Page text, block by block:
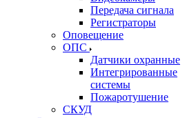
Передача сигнала
Регистраторы
Оповещение
ОПС
Датчики охранные
Интегрированные
системы
Пожаротушение
СКУД